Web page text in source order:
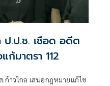
ป.ป.ช. เชือด อดีต
มาตรา 112
ก้าวไกล เสนอกฎหมายแก้ไข